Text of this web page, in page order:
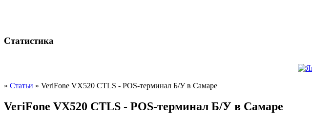
Статистика
» Статьи » VeriFone VX520 CTLS - POS-терминал Б/У в Самаре
VeriFone VX520 CTLS - POS-терминал Б/У в Самаре